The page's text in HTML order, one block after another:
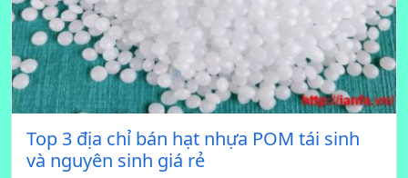
Top 3 địa chỉ bán hạt nhựa POM tái sinh
và nguyên sinh giá rẻ